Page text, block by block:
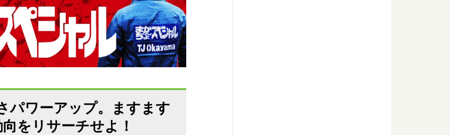
パワーアップ。ますます
をリサーチせよ！